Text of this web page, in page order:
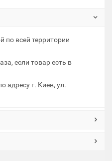
по всей территории
если товар есть в
адресу г. Киев, ул.